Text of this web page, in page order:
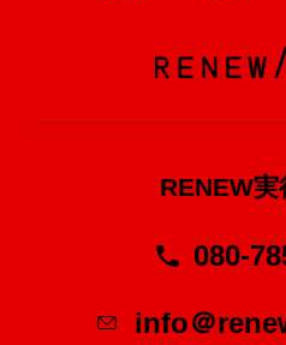
RENEW実
080-
info＠